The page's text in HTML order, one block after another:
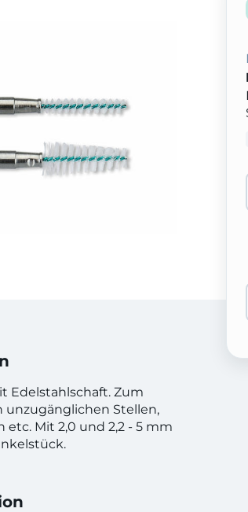
Edelstahlschaft. Zum
unzugänglichen Stellen,
Mit 2,0 und 2,2 - 5 mm